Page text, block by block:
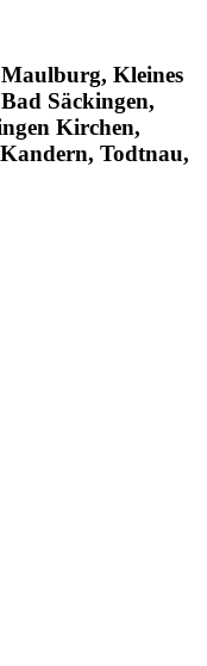
Kleines
Säckingen,
Kirchen,
Todtnau,